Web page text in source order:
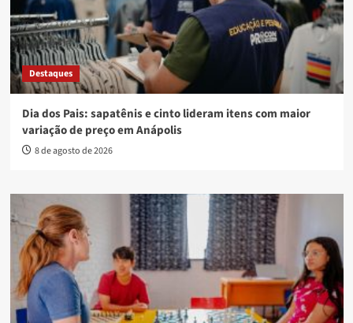
Destaques
Dia dos Pais: sapatênis e cinto lideram itens com maior
variação de preço em Anápolis
8 de agosto de 2026